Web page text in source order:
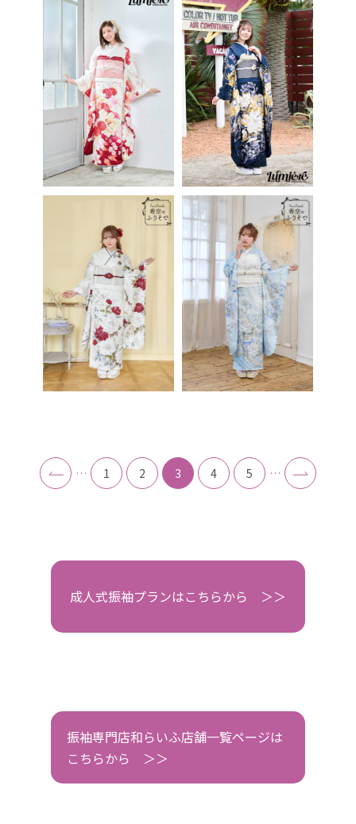
… 1 2 3 4 5 …
成人式振袖プランはこちらから ＞＞
振袖専門店和らいふ店舗一覧ページは
こちらから ＞＞